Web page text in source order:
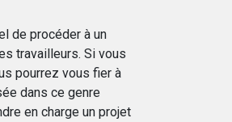
de procéder à un
travailleurs. Si vous
pourrez vous fier à
dans ce genre
en charge un projet